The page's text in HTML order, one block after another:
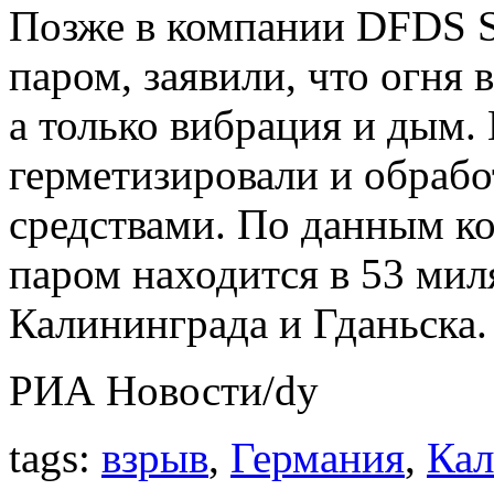
Позже в компании DFDS
паром, заявили, что
а только вибрация и
герметизировали и
средствами. По данным
паром находится в 53
Калининграда и Гданьска.
РИА Новости/dy
tags: взрыв, Германия,